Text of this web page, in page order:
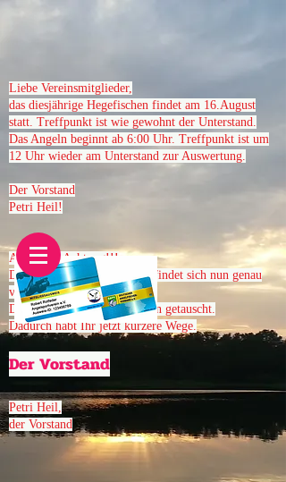
Liebe Vereinsmitglieder,
das diesjährige Hegefischen findet am 16.August
statt. Treffpunkt ist wie gewohnt der Unterstand.
Das Angeln beginnt ab 6:00 Uhr. Treffpunkt ist um
12 Uhr wieder am Unterstand zur Auswertung.
Der Vorstand
Petri Heil!
Achtung - Achtung!!!
Die Kiste mit den Rudern befindet sich nun genau
vor dem neuen Steg.
Die Inhalte der Kisten wurden getauscht.
Dadurch habt Ihr jetzt kürzere Wege.
Der Vorstand
Petri Heil,
der Vorstand